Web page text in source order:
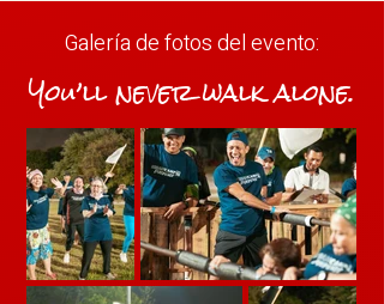
Galería de fotos del evento:
You’ll never walk alone.